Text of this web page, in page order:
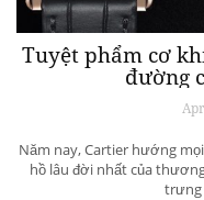
Tuyệt phẩm cơ
đường
Năm nay, Cartier hướng
hồ lâu đời nhất của
trưng